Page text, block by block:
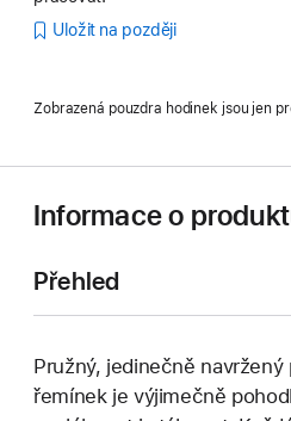
Uložit na později
Zobrazená pouzdra hodinek jsou jen
Informace o
Přehled
Pružný, jedinečně
řemínek je výjimečně